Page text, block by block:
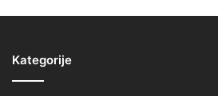
Kategorije